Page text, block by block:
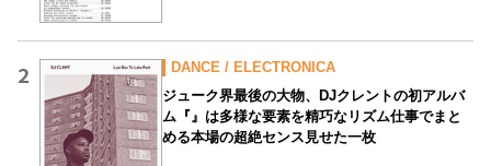
2
DANCE / ELECTRONICA
ジューク界最後の大物、DJクレントの初アルバ
ム『』は多様な要素を精巧なリズム仕事でまと
める本場の超絶センス見せた一枚